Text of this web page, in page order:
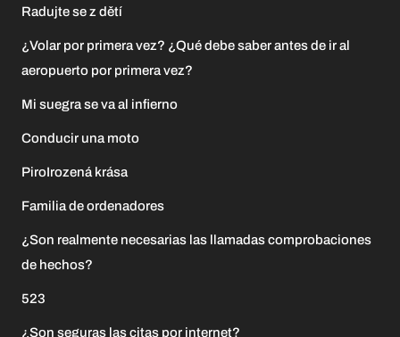
Radujte se z dětí
¿Volar por primera vez? ¿Qué debe saber antes de ir al
aeropuerto por primera vez?
Mi suegra se va al infierno
Conducir una moto
PiroIrozená krása
Familia de ordenadores
¿Son realmente necesarias las llamadas comprobaciones
de hechos?
523
¿Son seguras las citas por internet?